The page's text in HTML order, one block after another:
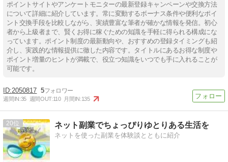
ポイントサイトやアンケートモニターの最新登録キャンペーンや交換方法
について詳細に紹介しています。常に変動するボーナス条件や便利なポイ
ント交換手段を比較しながら、実績豊富な筆者が確かな情報を発信。初心
者から上級者まで、賢くお得に稼ぐための知識を手軽に得られる構成にな
っています。ポイント制度の最新動向や、おすすめの登録タイミングも紹
介し、実践的な情報提供に徹した内容です。タイトルにあるお得な制度や
ポイント増量のヒントが満載で、役立つ知識をいつでも手に入れることが
可能です。
2050817 5
週間IN:35 週間OUT:110 月間IN:135
20 ネット副業でちょっぴりゆとりある生活を
ネットを使った副業を体験談とともに紹介